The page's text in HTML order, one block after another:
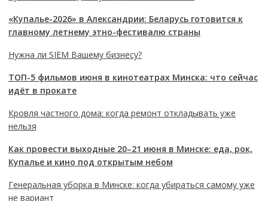
«Купалье-2026» в Александрии: Беларусь готовится к
главному летнему этно-фестивалю страны
Нужна ли SIEM Вашему бизнесу?
ТОП-5 фильмов июня в кинотеатрах Минска: что сейчас
идёт в прокате
Кровля частного дома: когда ремонт откладывать уже
нельзя
Как провести выходные 20–21 июня в Минске: еда, рок,
Купалье и кино под открытым небом
Генеральная уборка в Минске: когда убираться самому уже
не вариант